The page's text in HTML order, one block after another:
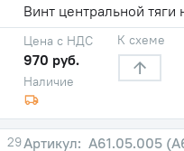
Винт центральной
Наличие
Цена с НДС
970 руб.
К схеме
29
А61.05.005